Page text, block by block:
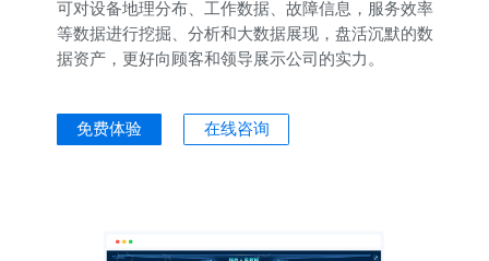
可对设备地理分布、工作数据、故障信息，服务效率
等数据进行挖掘、分析和大数据展现，盘活沉默的数
据资产，更好向顾客和领导展示公司的实力。
免费体验 在线咨询